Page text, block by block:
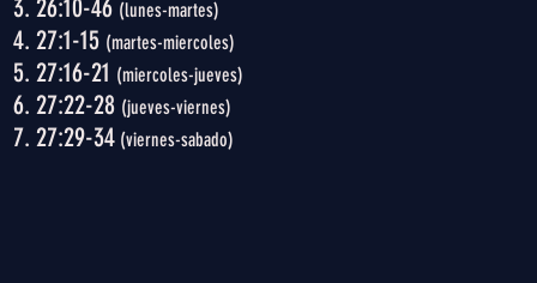
26:10-46 (lunes-martes)
27:1-15 (martes-miercoles)
27:16-21 (miercoles-jueves)
27:22-28 (jueves-viernes)
27:29-34 (viernes-sabado)